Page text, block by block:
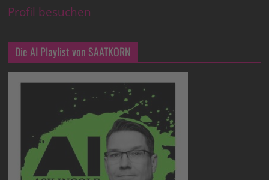
Profil besuchen
Die AI Playlist von SAATKORN